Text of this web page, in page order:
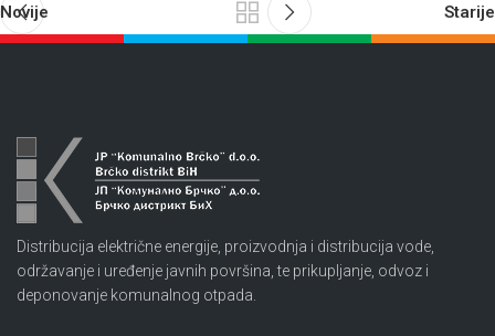
Novije Starije
Distribucija električne energije, proizvodnja i distribucija vode,
održavanje i uređenje javnih površina, te prikupljanje, odvoz i
deponovanje komunalnog otpada.